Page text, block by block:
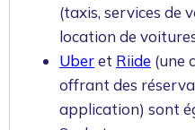
(taxis, services de
location de
Uberet Riide (une
offrant des
application) sont